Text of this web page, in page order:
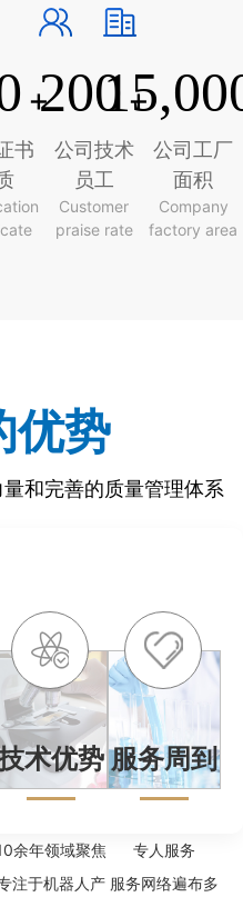
+
书
200+
公司技术
员工
Customer
praise rate
公司工厂
面积
Company
factory area
优势
和完善的质量管理体系
术优势
余年领域聚焦
注于机器人产
服务周到
专人服务
服务网络遍布多